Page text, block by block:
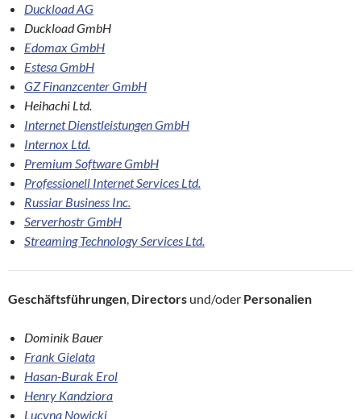
Duckload AG
Duckload GmbH
Edomax GmbH
Estesa GmbH
GZ Finanzcenter GmbH
Heihachi Ltd.
Internet Dienstleistungen GmbH
Internox Ltd.
Premium Software GmbH
Professionell Internet Services Ltd.
Russiar Business Inc.
Serverhostr GmbH
Streaming Technology Services Ltd.
Geschäftsführungen, Directors und/oder Personalien
Dominik Bauer
Frank Gielata
Hasan-Burak Erol
Henry Kandziora
Lucyna Nowicki